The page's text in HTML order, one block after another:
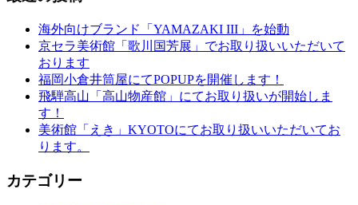
海外向けブランド「YAMAZAKI III」を始動
京セラ美術館「歌川国芳展」でお取り扱いいただいて
おります
福岡小倉井筒屋にてPOPUPを開催します！
飛騨高山「高山物産館」にてお取り扱いが開始しま
す！
美術館「えき」KYOTOにてお取り扱いいただいてお
ります。
カテゴリー